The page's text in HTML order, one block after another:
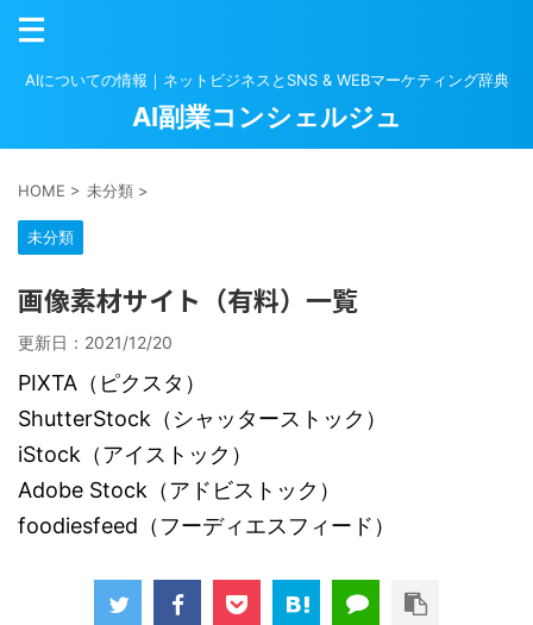
AIについての情報｜ネットビジネスとSNS & WEBマーケティング辞典
AI副業コンシェルジュ
HOME > 未分類 >
未分類
画像素材サイト（有料）一覧
更新日： 2021/12/20
PIXTA（ピクスタ）
ShutterStock（シャッターストック）
iStock（アイストック）
Adobe Stock（アドビストック）
foodiesfeed（フーディエスフィード）